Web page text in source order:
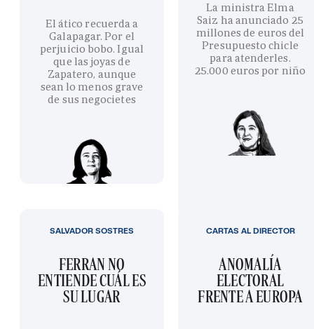
El ático recuerda a
Galapagar. Por el
perjuicio bobo. Igual
que las joyas de
Zapatero, aunque
sean lo menos grave
de sus negocietes
La ministra Elma
Saiz ha anunciado 25
millones de euros del
Presupuesto chicle
para atenderles.
25.000 euros por niño
FERRAN NO
ENTIENDE CUÁL ES
SU LUGAR
SALVADOR SOSTRES
ANOMALÍA
ELECTORAL
FRENTE A EUROPA
CARTAS AL DIRECTOR